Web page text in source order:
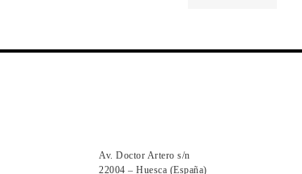
Av. Doctor Artero s/n
22004 – Huesca (España)